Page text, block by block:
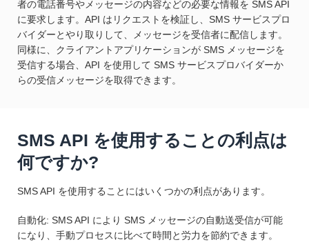
者の電話番号やメッセージの内容などの必要な情報を SMS API
に要求します。API はリクエストを検証し、SMS サービスプロ
バイダーとやり取りして、メッセージを受信者に配信します。
同様に、クライアントアプリケーションが SMS メッセージを
受信する場合、API を使用して SMS サービスプロバイダーか
らの受信メッセージを取得できます。
SMS API を使用することの利点は
何ですか?
SMS API を使用することにはいくつかの利点があります。
自動化: SMS API により SMS メッセージの自動送受信が可能
になり、手動プロセスに比べて時間と労力を節約できます。